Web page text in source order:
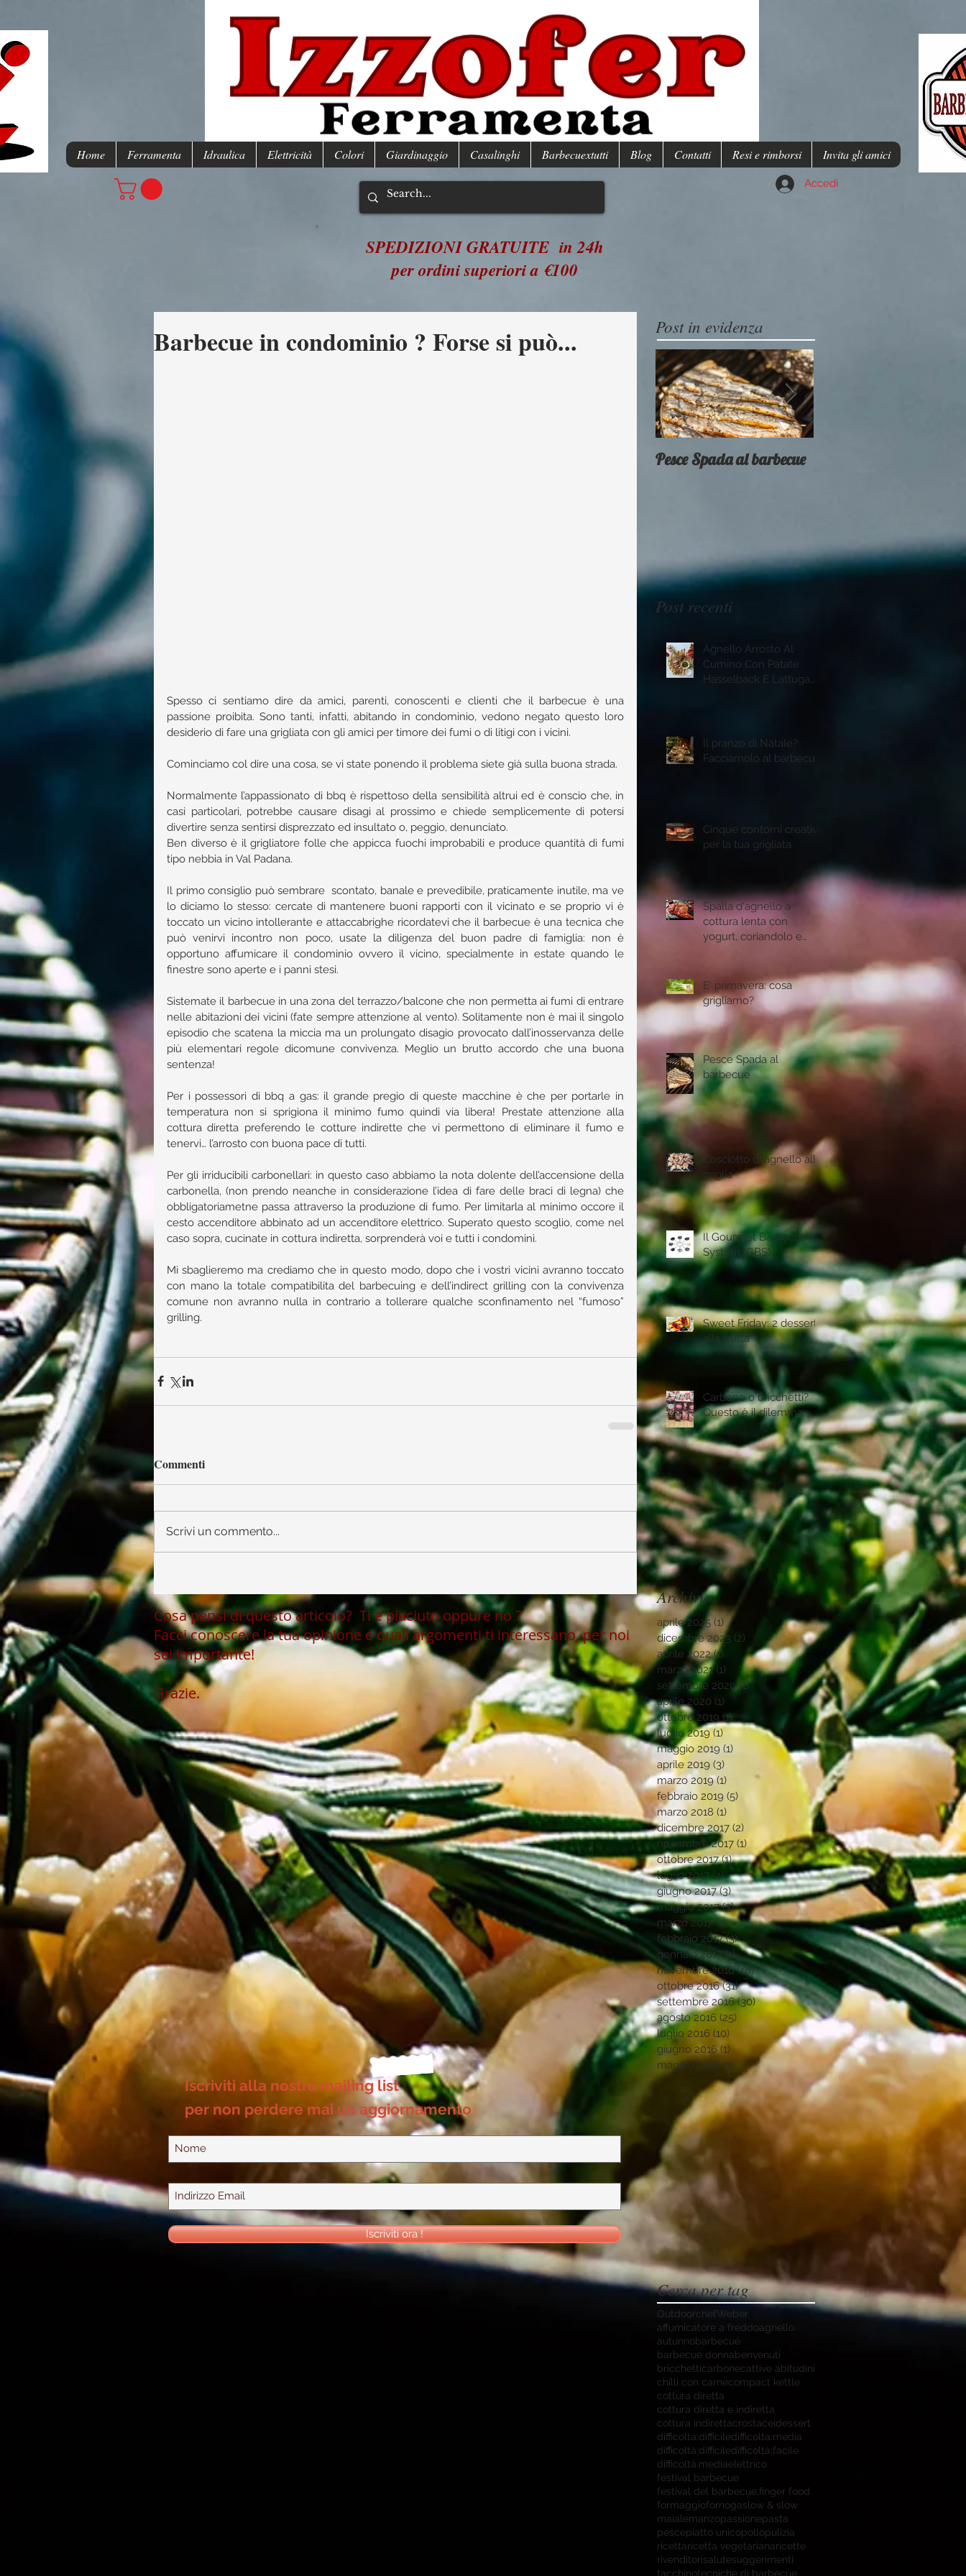
Home Ferramenta Idraulica Elettricità Colori Giardinaggio Casalinghi Barbecuextutti Blog Contatti Resi e rimborsi Invita gli amici
Accedi
SPEDIZIONI GRATUITE in 24h
per ordini superiori a €100
Barbecue in condominio ? Forse si può...
Spesso ci sentiamo dire da amici, parenti, conoscenti e clienti che il barbecue è una
passione proibita. Sono tanti, infatti, abitando in condominio, vedono negato questo loro
desiderio di fare una grigliata con gli amici per timore dei fumi o di litigi con i vicini.
Cominciamo col dire una cosa, se vi state ponendo il problema siete già sulla buona strada.
Normalmente l’appassionato di bbq è rispettoso della sensibilità altrui ed è conscio che, in
casi particolari, potrebbe causare disagi al prossimo e chiede semplicemente di potersi
divertire senza sentirsi disprezzato ed insultato o, peggio, denunciato.
Ben diverso è il grigliatore folle che appicca fuochi improbabili e produce quantità di fumi
tipo nebbia in Val Padana.
Il primo consiglio può sembrare  scontato, banale e prevedibile, praticamente inutile, ma ve
lo diciamo lo stesso: cercate di mantenere buoni rapporti con il vicinato e se proprio vi è
toccato un vicino intollerante e attaccabrighe ricordatevi che il barbecue è una tecnica che
può venirvi incontro non poco, usate la diligenza del buon padre di famiglia: non è
opportuno affumicare il condominio ovvero il vicino, specialmente in estate quando le
finestre sono aperte e i panni stesi.
Sistemate il barbecue in una zona del terrazzo/balcone che non permetta ai fumi di entrare
nelle abitazioni dei vicini (fate sempre attenzione al vento). Solitamente non è mai il singolo
episodio che scatena la miccia ma un prolungato disagio provocato dall’inosservanza delle
più elementari regole dicomune convivenza. Meglio un brutto accordo che una buona
sentenza!
Per i possessori di bbq a gas: il grande pregio di queste macchine è che per portarle in
temperatura non si sprigiona il minimo fumo quindi via libera! Prestate attenzione alla
cottura diretta preferendo le cotture indirette che vi permettono di eliminare il fumo e
tenervi… l’arrosto con buona pace di tutti.
Per gli irriducibili carbonellari: in questo caso abbiamo la nota dolente dell’accensione della
carbonella, (non prendo neanche in considerazione l’idea di fare delle braci di legna) che
obbligatoriametne passa attraverso la produzione di fumo. Per limitarla al minimo occore il
cesto accenditore abbinato ad un accenditore elettrico. Superato questo scoglio, come nel
caso sopra, cucinate in cottura indiretta, sorprenderà voi e tutti i condomini.
Mi sbaglieremo ma crediamo che in questo modo, dopo che i vostri vicini avranno toccato
con mano la totale compatibilita del barbecuing e dell’indirect grilling con la convivenza
comune non avranno nulla in contrario a tollerare qualche sconfinamento nel “fumoso”
grilling.
Commenti
Scrivi un commento...
Cosa pensi di questo articolo? Ti è piaciuto oppure no ?
Facci conoscere la tua opinione e quali argomenti ti interessano, per noi
sei importante!
Grazie.
Iscriviti alla nostra mailing list
per non perdere mai un aggiornamento
Iscriviti ora !
Post in evidenza
Pesce Spada al barbecue
Post recenti
Agnello Arrosto Al
Cumino Con Patate
Hasselback E Lattuga
Il pranzo di Natale?
Facciamolo al barbecue
Cinque contorni creativi
per la tua grigliata
Spalla d'agnello a
cottura lenta con
yogurt, coriandolo e
E' primavera: cosa
grigliamo?
Pesce Spada al
barbecue
Cosciotto di agnello alla
griglia
Il Gourmet Barbecue
System (GBS)
Sweet Friday: 2 desserts
alla frutta
Carbone o bricchetti?
Questo è il dilemma.
Archivio
aprile 2025 (1) 1 post
dicembre 2023 (2) 2 post
aprile 2022 (1) 1 post
marzo 2021 (1) 1 post
settembre 2020 (1)1 post
aprile 2020 (1) 1 post
ottobre 2019 (1)1 post
luglio 2019 (1)1 post
maggio 2019 (1)
aprile 2019 (3)
marzo 2019 (1) 1 post
febbraio 2019 (5)
marzo 2018 (1)
dicembre 2017 (2)
novembre 2017 (1) 1 post
ottobre 2017 (1)1 post
luglio 2017 (4)4 post
giugno 2017 (3)3 post
maggio 2017 (3)3 post
marzo 2017 (1)1 post
febbraio 2017 (3)3 post
gennaio 2017 (1)1 post
novembre 2016 (18)18 post
ottobre 2016 (31)31 post
settembre 2016 (30)30 post
agosto 2016 (25) 25 post
luglio 2016 (10)
giugno 2016 (1)1 post
maggio 2016 (2) 2 post
Cerca per tag
OutdoorchefWeber
affumicatore a freddoagnello
autunnobarbecue
barbecue donnabenvenuti
bricchetticarbonecattive abitudini
chilli con carnecompact kettle
cottura diretta
cottura diretta e indiretta
cottura indirettacrostaceidessert
difficolta:difficiledifficolta:media
difficoltà:difficiledifficoltà:facile
difficoltà:mediaelettrico
festival barbecue
festival del barbecue, finger food
formaggiofornogaslow & slow
maialemanzopassionepasta
pescepiatto unicopollopulizia
ricettaricetta vegetarianaricette
rivenditorisalutesuggerimenti
tacchinotecniche di barbecue